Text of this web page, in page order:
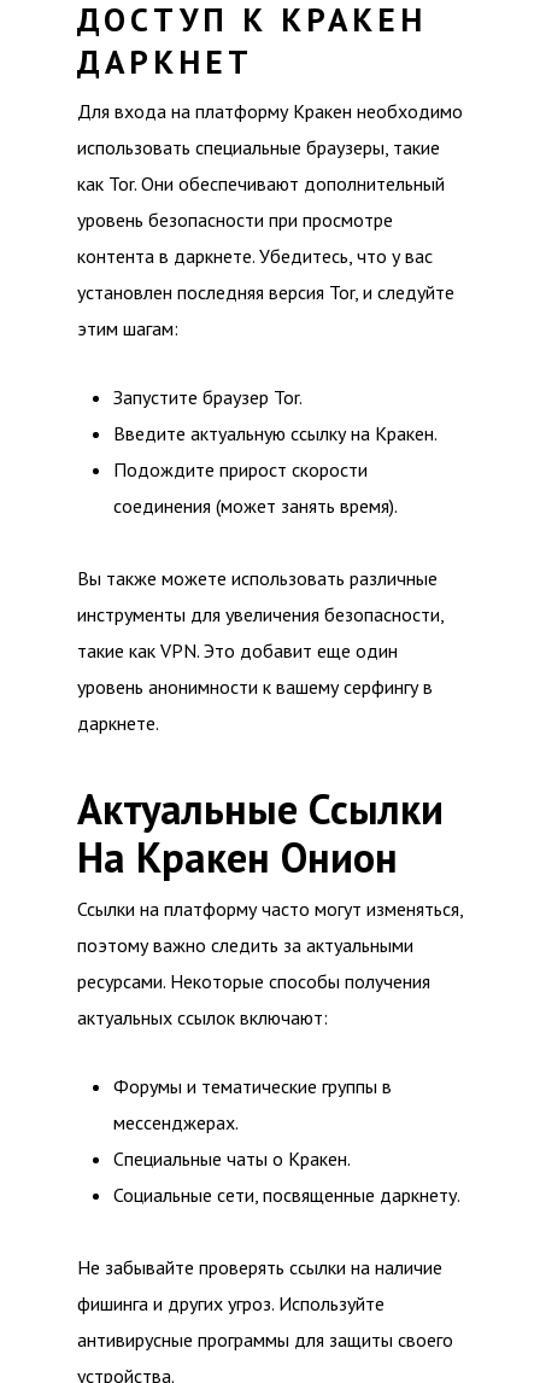
ДОСТУП К КРАКЕН
ДАРКНЕТ
Для входа на платформу Кракен необходимо
использовать специальные браузеры, такие
как Tor. Они обеспечивают дополнительный
уровень безопасности при просмотре
контента в даркнете. Убедитесь, что у вас
установлен последняя версия Tor, и следуйте
этим шагам:
Запустите браузер Tor.
Введите актуальную ссылку на Кракен.
Подождите прирост скорости
соединения (может занять время).
Вы также можете использовать различные
инструменты для увеличения безопасности,
такие как VPN. Это добавит еще один
уровень анонимности к вашему серфингу в
даркнете.
Актуальные Ссылки
На Кракен Онион
Ссылки на платформу часто могут изменяться,
поэтому важно следить за актуальными
ресурсами. Некоторые способы получения
актуальных ссылок включают:
Форумы и тематические группы в
мессенджерах.
Специальные чаты о Кракен.
Социальные сети, посвященные даркнету.
Не забывайте проверять ссылки на наличие
фишинга и других угроз. Используйте
антивирусные программы для защиты своего
устройства.